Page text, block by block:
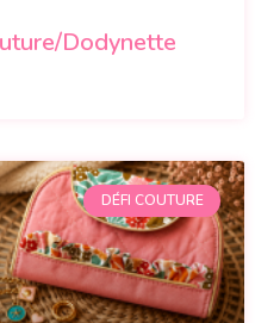
Dodynette
DÉFI COUTURE